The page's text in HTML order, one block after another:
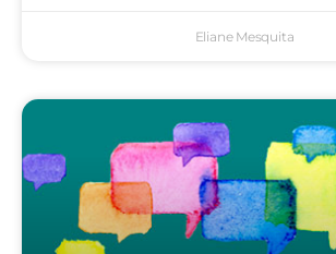
Eliane Mesquita